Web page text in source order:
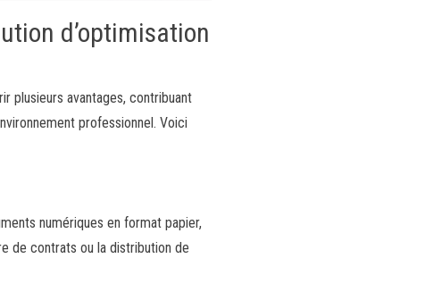
d’optimisation
plusieurs avantages, contribuant
professionnel. Voici
numériques en format papier,
de contrats ou la distribution de